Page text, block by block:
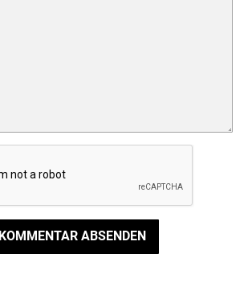
KOMMENTAR ABSENDEN